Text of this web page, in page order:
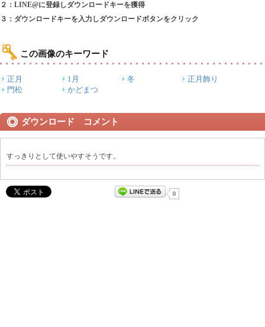
２：LINE@に登録しダウンロードキーを獲得
３：ダウンロードキーを入力しダウンロードボタンをクリック
この画像のキーワード
正月 1月 冬
正月飾り
門松
かどまつ
ダウンロード コメント
すっきりとして使いやすそうです。
0